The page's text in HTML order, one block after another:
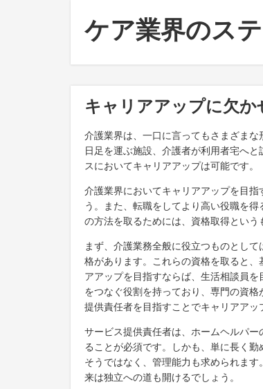
ケア業界のス
キャリアアップに欠か
介護業界は、一口に言ってもさまざま
日足を運ぶ施設、介護者が利用者宅へ
スにおいてキャリアアップは可能です。
介護業界においてキャリアアップを目
う。また、転職をしてより高い役職を
の方法を取るためには、資格取得という
まず、介護業務全般に役立つものとし
格があります。これらの資格を取ると
アアップを目指すならば、生活相談員
をつなぐ役割を持っており、専門の資
提供責任者を目指すことでキャリアアッ
サービス提供責任者は、ホームヘルパ
ることが必須です。しかも、単に長く
そうではなく、管理能力も求められます
来は独立への道も開けるでしょう。